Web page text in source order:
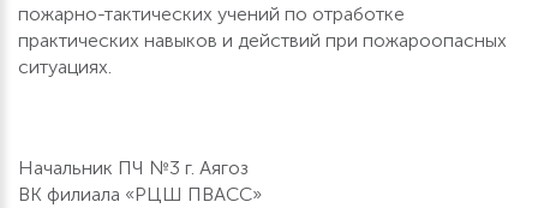
пожарно-тактических учений по отработке
практических навыков и действий при пожароопасных
ситуациях.
Начальник ПЧ №3 г. Аягоз
ВК филиала «РЦШ ПВАСС»